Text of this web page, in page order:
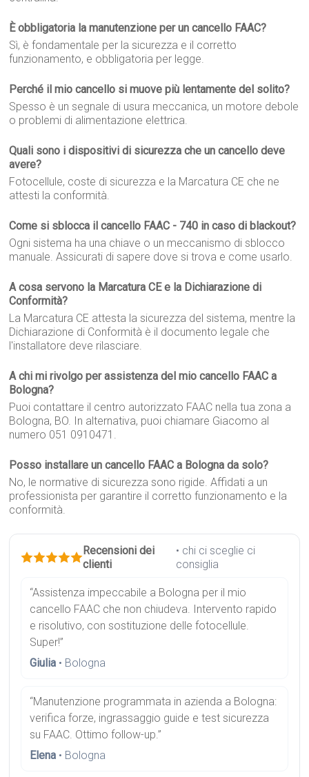
È obbligatoria la manutenzione per un cancello FAAC?
Sì, è fondamentale per la sicurezza e il corretto
funzionamento, e obbligatoria per legge.
Perché il mio cancello si muove più lentamente del solito?
Spesso è un segnale di usura meccanica, un motore debole
o problemi di alimentazione elettrica.
Quali sono i dispositivi di sicurezza che un cancello deve
avere?
Fotocellule, coste di sicurezza e la Marcatura CE che ne
attesti la conformità.
Come si sblocca il cancello FAAC - 740 in caso di blackout?
Ogni sistema ha una chiave o un meccanismo di sblocco
manuale. Assicurati di sapere dove si trova e come usarlo.
A cosa servono la Marcatura CE e la Dichiarazione di
Conformità?
La Marcatura CE attesta la sicurezza del sistema, mentre la
Dichiarazione di Conformità è il documento legale che
l'installatore deve rilasciare.
A chi mi rivolgo per assistenza del mio cancello FAAC a
Bologna?
Puoi contattare il centro autorizzato FAAC nella tua zona a
Bologna, BO. In alternativa, puoi chiamare Giacomo al
numero 051 0910471.
Posso installare un cancello FAAC a Bologna da solo?
No, le normative di sicurezza sono rigide. Affidati a un
professionista per garantire il corretto funzionamento e la
conformità.
Recensioni dei
clienti
• chi ci sceglie ci
consiglia
“Assistenza impeccabile a Bologna per il mio
cancello FAAC che non chiudeva. Intervento rapido
e risolutivo, con sostituzione delle fotocellule.
Super!”
Giulia • Bologna
“Manutenzione programmata in azienda a Bologna:
verifica forze, ingrassaggio guide e test sicurezza
su FAAC. Ottimo follow-up.”
Elena • Bologna